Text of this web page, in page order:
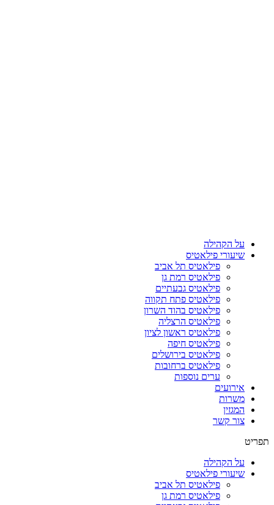
על הקהילה
שיעורי פילאטיס
פילאטיס תל אביב
פילאטיס רמת גן
פילאטיס גבעתיים
פילאטיס פתח תקווה
פילאטיס בהוד השרון
פילאטיס הרצליה
פילאטיס ראשון לציון
פילאטיס חיפה
פילאטיס בירושלים
פילאטיס ברחובות
ערים נוספות
אירועים
משרות
המגזין
צור קשר
תפריט
על הקהילה
שיעורי פילאטיס
פילאטיס תל אביב
פילאטיס רמת גן